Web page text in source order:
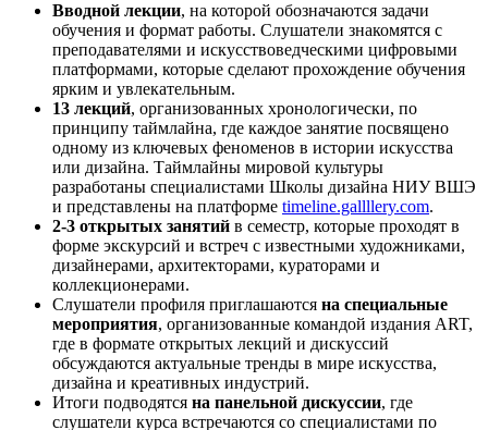
Вводной лекции, на которой обозначаются задачи
обучения и формат работы. Слушатели знакомятся с
преподавателями и искусствоведческими цифровыми
платформами, которые сделают прохождение обучения
ярким и увлекательным.
13 лекций, организованных хронологически, по
принципу таймлайна, где каждое занятие посвящено
одному из ключевых феноменов в истории искусства
или дизайна. Таймлайны мировой культуры
разработаны специалистами Школы дизайна НИУ ВШЭ
и представлены на платформе timeline.gallllery.com.
2-3 открытых занятий в семестр, которые проходят в
форме экскурсий и встреч с известными художниками,
дизайнерами, архитекторами, кураторами и
коллекционерами.
Слушатели профиля приглашаются на специальные
мероприятия, организованные командой издания ART,
где в формате открытых лекций и дискуссий
обсуждаются актуальные тренды в мире искусства,
дизайна и креативных индустрий.
Итоги подводятся на панельной дискуссии, где
слушатели курса встречаются со специалистами по